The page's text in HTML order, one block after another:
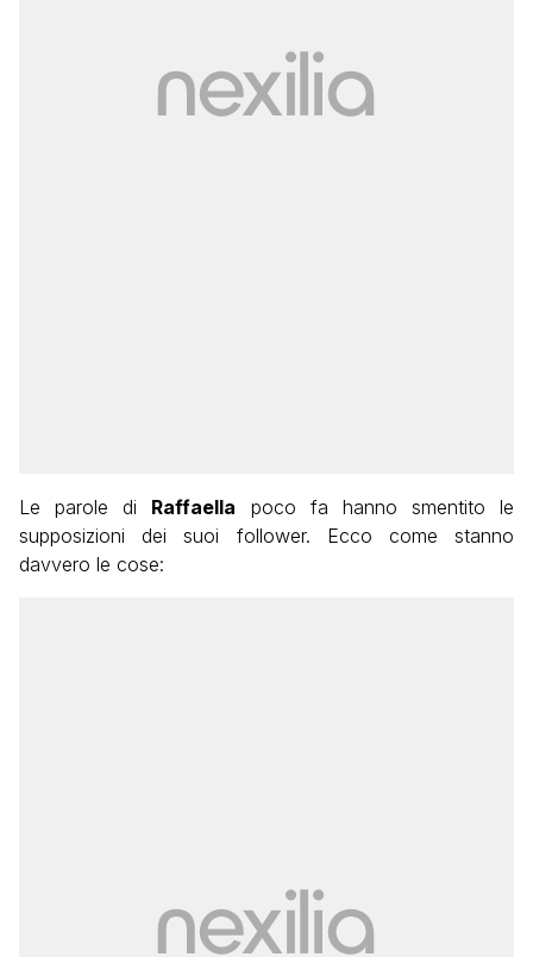
Le parole di Raffaella poco fa hanno smentito le
supposizioni dei suoi follower. Ecco come stanno
davvero le cose: